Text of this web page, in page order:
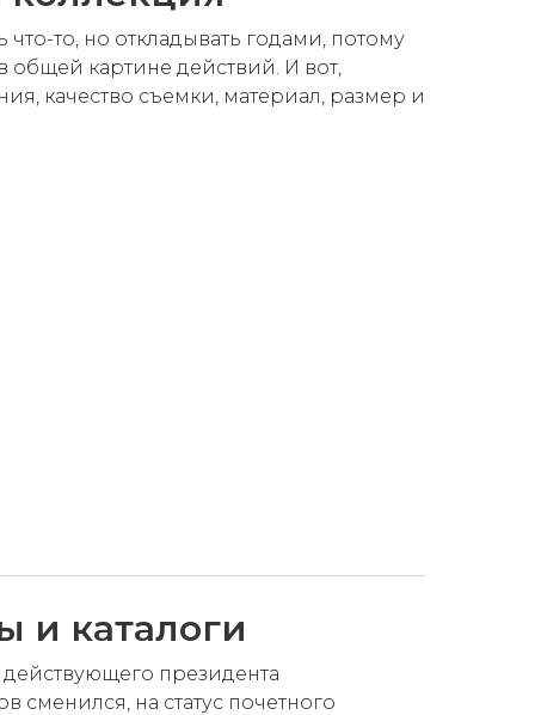
то, но откладывать годами, потому
общей картине действий. И вот,
качество съемки, материал, размер и
и каталоги
действующего президента
сменился, на статус почетного